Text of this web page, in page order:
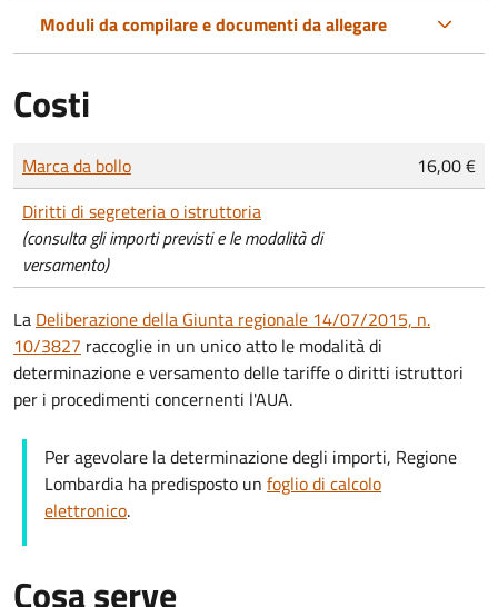
Moduli da compilare e documenti da allegare
Costi
Tipo di pagamento
Importo
Marca da bollo
16,00 €
Diritti di segreteria o istruttoria
(consulta gli importi previsti e le modalità di
versamento)
La Deliberazione della Giunta regionale 14/07/2015, n.
10/3827 raccoglie in un unico atto le modalità di
determinazione e versamento delle tariffe o diritti istruttori
per i procedimenti concernenti l'AUA.
Per agevolare la determinazione degli importi, Regione
Lombardia ha predisposto un foglio di calcolo
elettronico.
Cosa serve